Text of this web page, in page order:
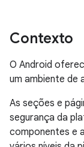
Contexto
O Android
um ambiente de
As seções e
segurança da
componentes e